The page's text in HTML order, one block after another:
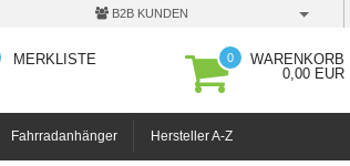
B2B KUNDEN
MERKLISTE 0
WARENKORB
0,00 EUR
Fahrradanhänger Hersteller A-Z